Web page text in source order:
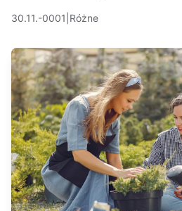
30.11.-0001 Różne